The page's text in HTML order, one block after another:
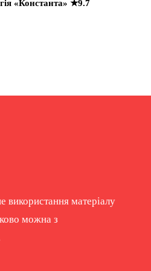
«Константа» ★9.7
матеріалу
можна з